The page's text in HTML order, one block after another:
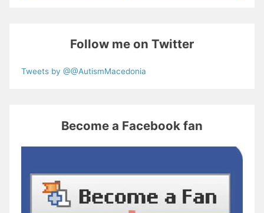
Follow me on Twitter
Tweets by @@AutismMacedonia
Become a Facebook fan